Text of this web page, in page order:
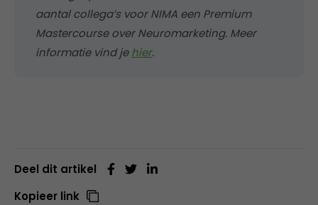
aantal collega’s voor NIMA een Premium
Mastercourse over Neuromarketing. Meer
informatie vind jehier.
Deel dit artikel
Kopieer link